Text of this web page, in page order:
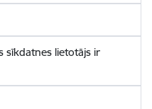
sīkdatnes lietotājs ir